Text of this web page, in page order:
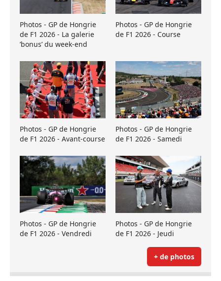
Photos - GP de Hongrie
de F1 2026 - La galerie
’bonus’ du week-end
Photos - GP de Hongrie
de F1 2026 - Course
Photos - GP de Hongrie
de F1 2026 - Avant-course
Photos - GP de Hongrie
de F1 2026 - Samedi
Photos - GP de Hongrie
de F1 2026 - Vendredi
Photos - GP de Hongrie
de F1 2026 - Jeudi
+ de photos